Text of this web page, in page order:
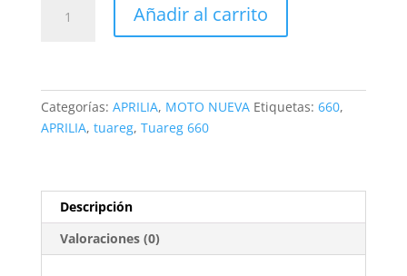
Tuareg
Añadir al carrito
Categorías: APRILIA, MOTO NUEVA Etiquetas: 660,
APRILIA, tuareg, Tuareg 660
Descripción
Valoraciones (0)